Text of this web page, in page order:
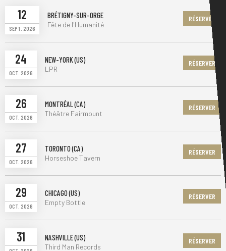
12
SEPT. 2026
BRÉTIGNY-SUR-ORGE
Fête de l'Humanité
RÉSERVER
24
OCT. 2026
NEW-YORK (US)
LPR
RÉSERVER
26
OCT. 2026
MONTRÉAL (CA)
Théâtre Fairmount
RÉSERVER
27
OCT. 2026
TORONTO (CA)
Horseshoe Tavern
RÉSERVER
29
OCT. 2026
CHICAGO (US)
Empty Bottle
RÉSERVER
31 NASHVILLE (US)
Third Man Records
RÉSERVER